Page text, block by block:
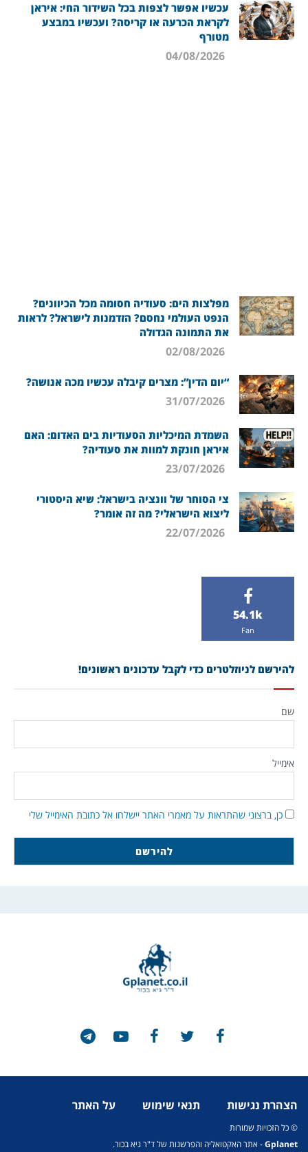
עכשיו אפשר לצפות בכל השידור החי: איראן
לקראת הכרעה או קריסה? ועכשיו במבצע
מטורף
מפלצות הים: סעודיה חסומה מכל הכיוונים?
הנפט העולמי נחסם? הזדמנות לישראל? לראות
את התמונה הגדולה
“יום הדין”: מצרים קיבלה עכשיו מכה אנושה?
השמדת המיכליות הסעודיות בים האדום: האם
איראן חונקת למוות את סעודיה?
צי הסוחר של וונציה בישראל: שיא היסטורי
ליצוא הישראלי? מה זה אומר?
54.1k
Fan
להירשם לניוזלטרים כדי לקבל עדכונים ראשונים!
שם
אימייל
כן, ברצוני שהתראות על מאמרי האתר יישלחו אל כתובת האימייל שלי
הצהרת נגישות תנאי שימוש על האתר
© כל הזכויות שמורות
Gplanet- אתר האקטואליה והפרשנות של ד"ר גיא בכור.